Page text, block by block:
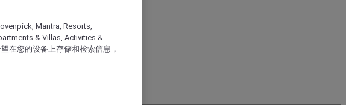
Mantra, Resorts,
& Villas, Activities &
在您的设备上存储和检索信息，